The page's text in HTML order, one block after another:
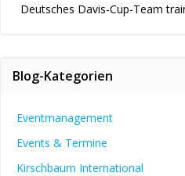
Deutsches Davis-Cup-Team
Blog-Kategorien
Eventmanagement
Events & Termine
Kirschbaum International